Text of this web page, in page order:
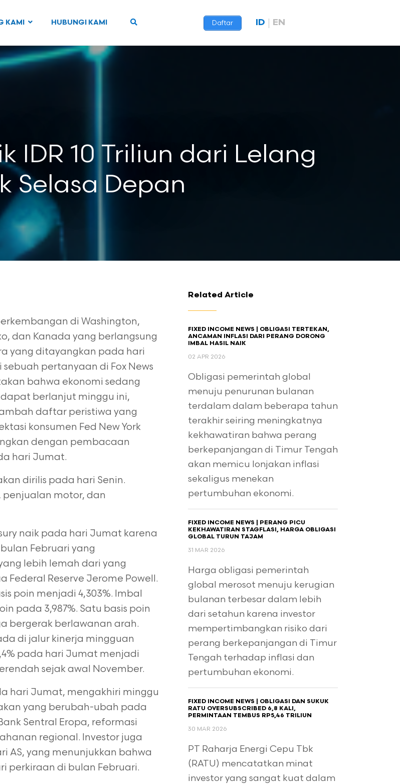
KAMI HUBUNGI KAMI Daftar ID EN
IDR 10 Triliun dari Lelang
Selasa Depan
di Washington,
dan Kanada yang berlangsung
yang ditayangkan pada hari
sebuah pertanyaan di Fox News
bahwa ekonomi sedang
dapat berlanjut minggu ini,
daftar peristiwa yang
konsumen Fed New York
dengan pembacaan
hari Jumat.
dirilis pada hari Senin.
motor, dan
naik pada hari Jumat karena
Februari yang
lebih lemah dari yang
Federal Reserve Jerome Powell.
poin menjadi 4,303%. Imbal
pada 3,987%. Satu basis poin
bergerak berlawanan arah.
di jalur kinerja mingguan
pada hari Jumat menjadi
sejak awal November.
hari Jumat, mengakhiri minggu
yang berubah-ubah pada
Sentral Eropa, reformasi
regional. Investor juga
AS, yang menunjukkan bahwa
perkiraan di bulan Februari.
Related Article
FIXED INCOME NEWS | OBLIGASI TERTEKAN,
ANCAMAN INFLASI DARI PERANG DORONG
IMBAL HASIL NAIK
02 APR 2026
Obligasi pemerintah global
menuju penurunan bulanan
terdalam dalam beberapa tahun
terakhir seiring meningkatnya
kekhawatiran bahwa perang
berkepanjangan di Timur Tengah
akan memicu lonjakan inflasi
sekaligus menekan
pertumbuhan ekonomi.
FIXED INCOME NEWS | PERANG PICU
KEKHAWATIRAN STAGFLASI, HARGA OBLIGASI
GLOBAL TURUN TAJAM
31 MAR 2026
Harga obligasi pemerintah
global merosot menuju kerugian
bulanan terbesar dalam lebih
dari setahun karena investor
mempertimbangkan risiko dari
perang berkepanjangan di Timur
Tengah terhadap inflasi dan
pertumbuhan ekonomi.
FIXED INCOME NEWS | OBLIGASI DAN SUKUK
RATU OVERSUBSCRIBED 6,8 KALI,
PERMINTAAN TEMBUS RP5,46 TRILIUN
30 MAR 2026
PT Raharja Energi Cepu Tbk
(RATU) mencatatkan minat
investor yang sangat kuat dalam